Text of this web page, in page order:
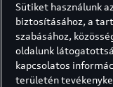
Az új Audi SQ5
mindennapi
tágas belső tere
vezetés sportos
Sütiket használunk
biztosításához, a
szabásához,
oldalunk
kapcsolatos
területén